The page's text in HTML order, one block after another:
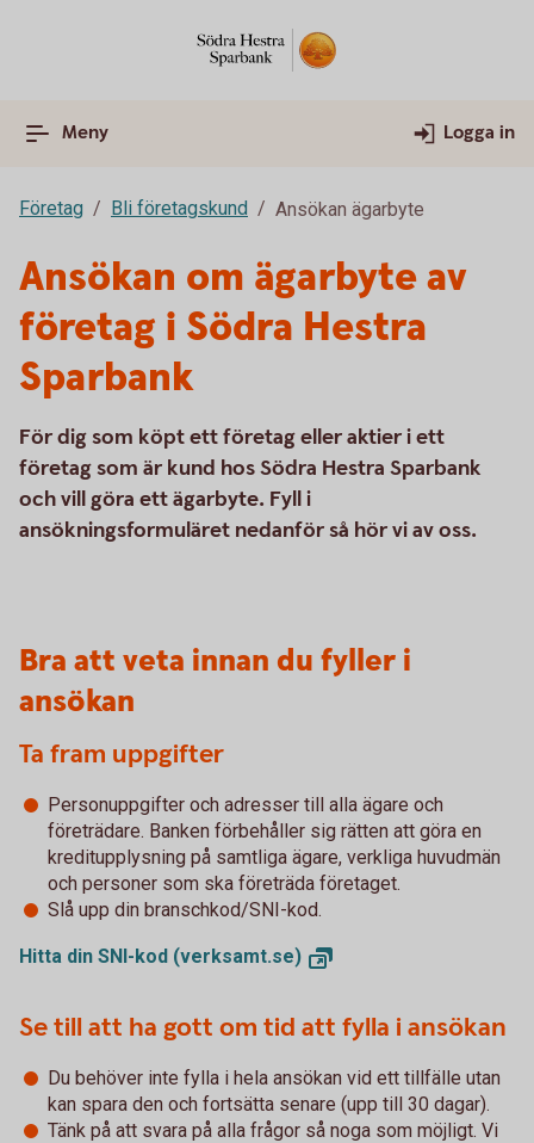
Meny Logga in
Företag Bli företagskund Ansökan ägarbyte
Ansökan om ägarbyte av
företag i Södra Hestra
Sparbank
För dig som köpt ett företag eller aktier i ett
företag som är kund hos Södra Hestra Sparbank
och vill göra ett ägarbyte. Fyll i
ansökningsformuläret nedanför så hör vi av oss.
Bra att veta innan du fyller i
ansökan
Ta fram uppgifter
Personuppgifter och adresser till alla ägare och
företrädare. Banken förbehåller sig rätten att göra en
kreditupplysning på samtliga ägare, verkliga huvudmän
och personer som ska företräda företaget.
Slå upp din branschkod/SNI-kod.
Hitta din SNI-kod (verksamt.se)
Se till att ha gott om tid att fylla i ansökan
Du behöver inte fylla i hela ansökan vid ett tillfälle utan
kan spara den och fortsätta senare (upp till 30 dagar).
Tänk på att svara på alla frågor så noga som möjligt. Vi